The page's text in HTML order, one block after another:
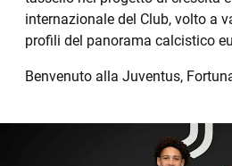
internazionale del Club, volto a
profili del panorama calcistico
Benvenuto alla Juventus,